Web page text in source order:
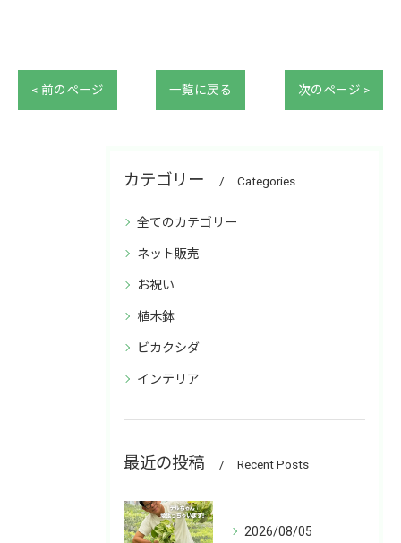
< 前のページ 一覧に戻る 次のページ >
カテゴリー Categories
全てのカテゴリー
ネット販売
お祝い
植木鉢
ビカクシダ
インテリア
最近の投稿 Recent Posts
2026/08/05